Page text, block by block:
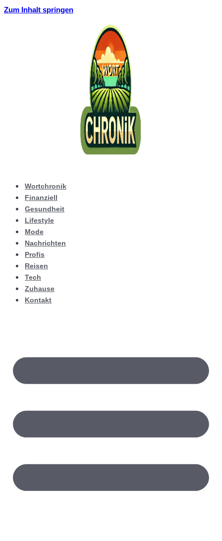
Zum Inhalt springen
Wortchronik
Finanziell
Gesundheit
Lifestyle
Mode
Nachrichten
Profis
Reisen
Tech
Zuhause
Kontakt